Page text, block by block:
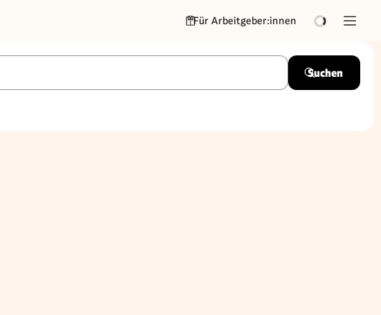
Für Arbeitgeber:innen
Suchen